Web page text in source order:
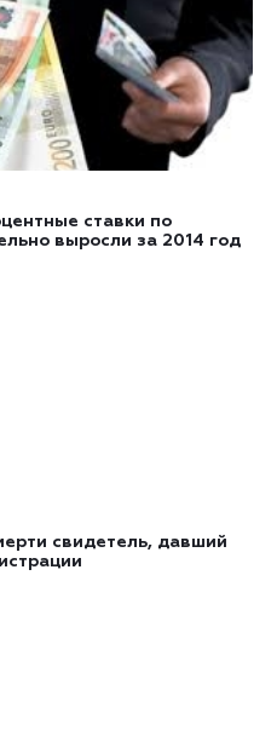
ставки по
выросли за 2014 год
свидетель, давший